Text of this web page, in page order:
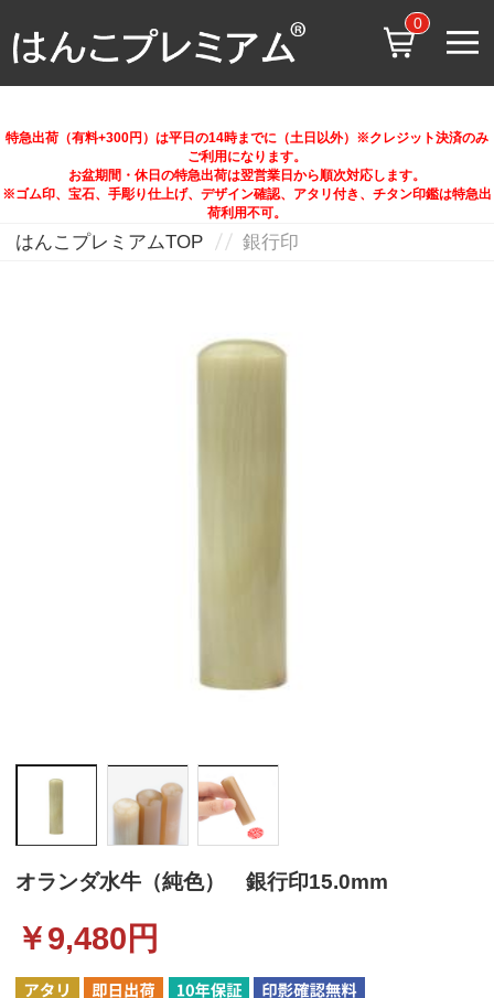
0
特急出荷（有料+300円）は平日の14時までに（土日以外）※クレジット決済のみ
ご利用になります。
お盆期間・休日の特急出荷は翌営業日から順次対応します。
※ゴム印、宝石、手彫り仕上げ、デザイン確認、アタリ付き、チタン印鑑は特急出
荷利用不可。
はんこプレミアムTOP 銀行印
オランダ水牛（純色） 銀行印15.0mm
￥9,480 円